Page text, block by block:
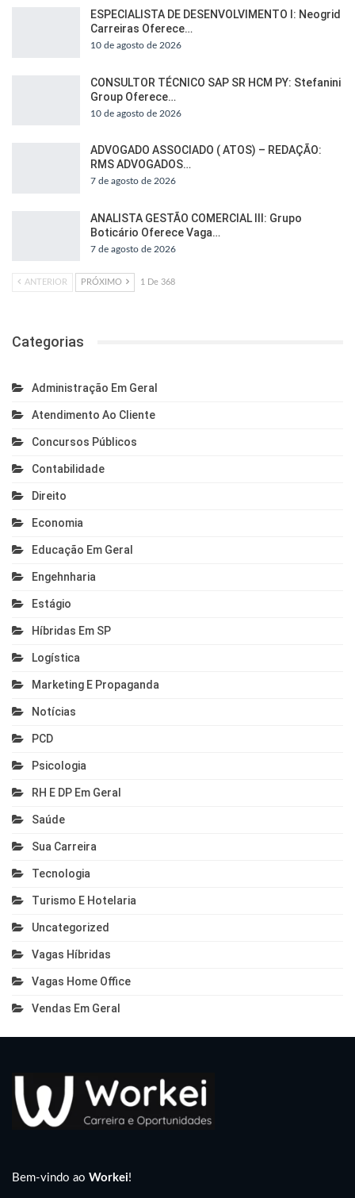
ESPECIALISTA DE DESENVOLVIMENTO I: Neogrid
Carreiras Oferece…
10 de agosto de 2026
CONSULTOR TÉCNICO SAP SR HCM PY: Stefanini
Group Oferece…
10 de agosto de 2026
ADVOGADO ASSOCIADO ( ATOS) – REDAÇÃO:
RMS ADVOGADOS…
7 de agosto de 2026
ANALISTA GESTÃO COMERCIAL III: Grupo
Boticário Oferece Vaga…
7 de agosto de 2026
ANTERIOR PRÓXIMO 1 De 368
Categorias
Administração Em Geral
Atendimento Ao Cliente
Concursos Públicos
Contabilidade
Direito
Economia
Educação Em Geral
Engehnharia
Estágio
Híbridas Em SP
Logística
Marketing E Propaganda
Notícias
PCD
Psicologia
RH E DP Em Geral
Saúde
Sua Carreira
Tecnologia
Turismo E Hotelaria
Uncategorized
Vagas Híbridas
Vagas Home Office
Vendas Em Geral
Bem-vindo ao Workei!